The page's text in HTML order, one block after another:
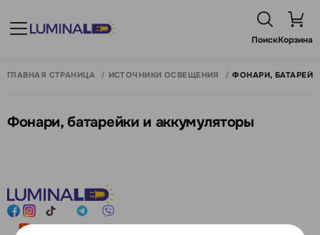
ПоискКорзина
ГЛАВНАЯ СТРАНИЦА ИСТОЧНИКИ ОСВЕЩЕНИЯ ФОНАРИ,
Фонари, батарейки и аккумуляторы